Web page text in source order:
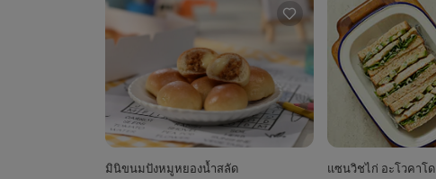
มินิขนมปังหมูหยองน้ำสลัด แซนวิชไก่ อะโวคาโด